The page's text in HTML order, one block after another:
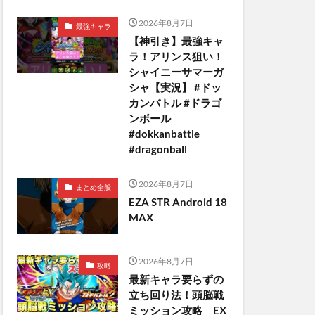
最強キャラ 2026年8月7日
【神引き】最強キャ
ラ！アリンス狙い！
シャイニーサマーガ
シャ【実況】 #ドッ
カンバトル #ドラゴ
ンボール
#dokkanbattle
#dragonball
まとめ全般 2026年8月7日
EZA STR Android 18
MAX
攻略 2026年8月7日
最新キャラ要らずの
立ち回り法！頭脳戦
ミッション攻略 EX